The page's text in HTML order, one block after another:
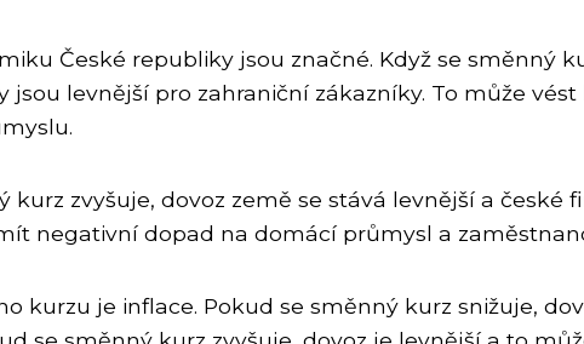
České republiky jsou značné. Když se směnný
levnější pro zahraniční zákazníky. To může
kurz zvyšuje, dovoz země se stává levnější a
negativní dopad na domácí průmysl a
kurzu je inflace. Pokud se směnný kurz snižuje,